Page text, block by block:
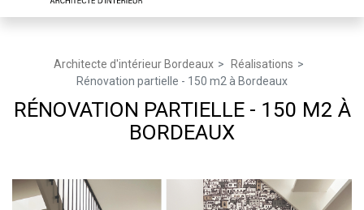
Architecte d'intérieur Bordeaux
Réalisations
Rénovation partielle - 150 m2 à Bordeaux
RÉNOVATION PARTIELLE - 150 M2 À
BORDEAUX